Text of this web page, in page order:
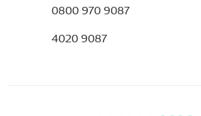
0800 970 9087
4020 9087